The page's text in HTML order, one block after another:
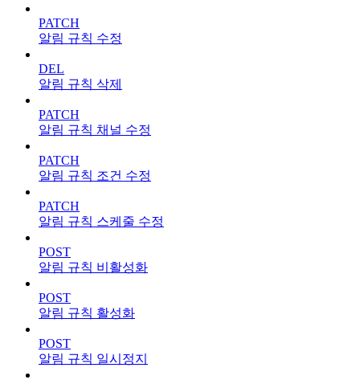
PATCH
알림 규칙 수정
DEL
알림 규칙 삭제
PATCH
알림 규칙 채널 수정
PATCH
알림 규칙 조건 수정
PATCH
알림 규칙 스케줄 수정
POST
알림 규칙 비활성화
POST
알림 규칙 활성화
POST
알림 규칙 일시정지